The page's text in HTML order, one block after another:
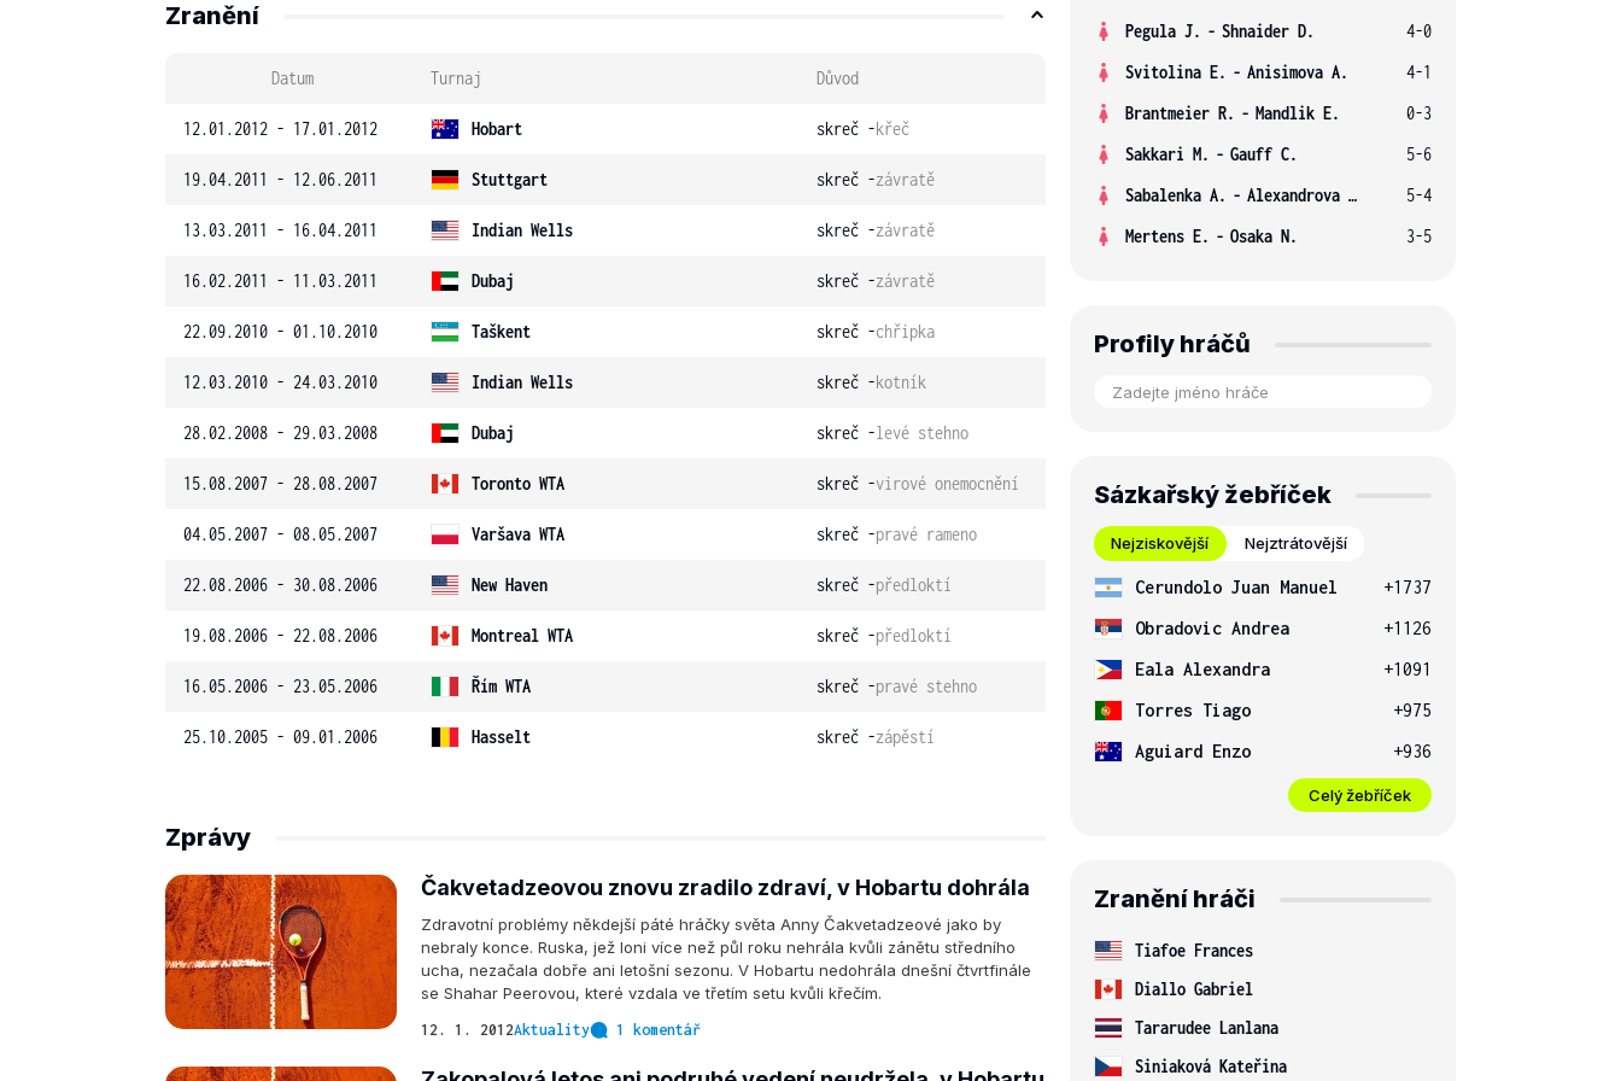
Zranění
Datum Turnaj Důvod
12.01.2012 - 17.01.2012 Hobart skreč -křeč
19.04.2011 - 12.06.2011 Stuttgart skreč -závratě
13.03.2011 - 16.04.2011 Indian Wells skreč -závratě
16.02.2011 - 11.03.2011 Dubaj skreč -závratě
22.09.2010 - 01.10.2010 Taškent skreč -chřipka
12.03.2010 - 24.03.2010 Indian Wells skreč -kotník
28.02.2008 - 29.03.2008 Dubaj skreč -levé stehno
15.08.2007 - 28.08.2007 Toronto WTA skreč -virové onemocnění
04.05.2007 - 08.05.2007 Varšava WTA skreč -pravé rameno
22.08.2006 - 30.08.2006 New Haven skreč -předloktí
19.08.2006 - 22.08.2006 Montreal WTA skreč -předloktí
16.05.2006 - 23.05.2006 Řím WTA skreč -pravé stehno
25.10.2005 - 09.01.2006 Hasselt skreč -zápěstí
Zprávy
Čakvetadzeovou znovu zradilo zdraví, v Hobartu dohrála
Zdravotní problémy někdejší páté hráčky světa Anny Čakvetadzeové jako by
nebraly konce. Ruska, jež loni více než půl roku nehrála kvůli zánětu středního
ucha, nezačala dobře ani letošní sezonu. V Hobartu nedohrála dnešní čtvrtfinále
se Shahar Peerovou, které vzdala ve třetím setu kvůli křečím.
12. 1. 2012Aktuality 1 komentář
Pegula J. - Shnaider D.
4-0
Svitolina E. - Anisimova A.
4-1
Brantmeier R. - Mandlik E.
0-3
Sakkari M. - Gauff C.
5-6
Sabalenka A. - Alexandrova E.
5-4
Mertens E. - Osaka N. 3-5
Profily hráčů
Sázkařský žebříček
Nejziskovější Nejztrátovější
Cerundolo Juan Manuel
+1737
Obradovic Andrea
+1126
Eala Alexandra
+1091
Torres Tiago
+975
Aguiard Enzo
+936
Celý žebříček
Zranění hráči
Tiafoe Frances
Diallo Gabriel
Tararudee Lanlana
Siniaková Kateřina